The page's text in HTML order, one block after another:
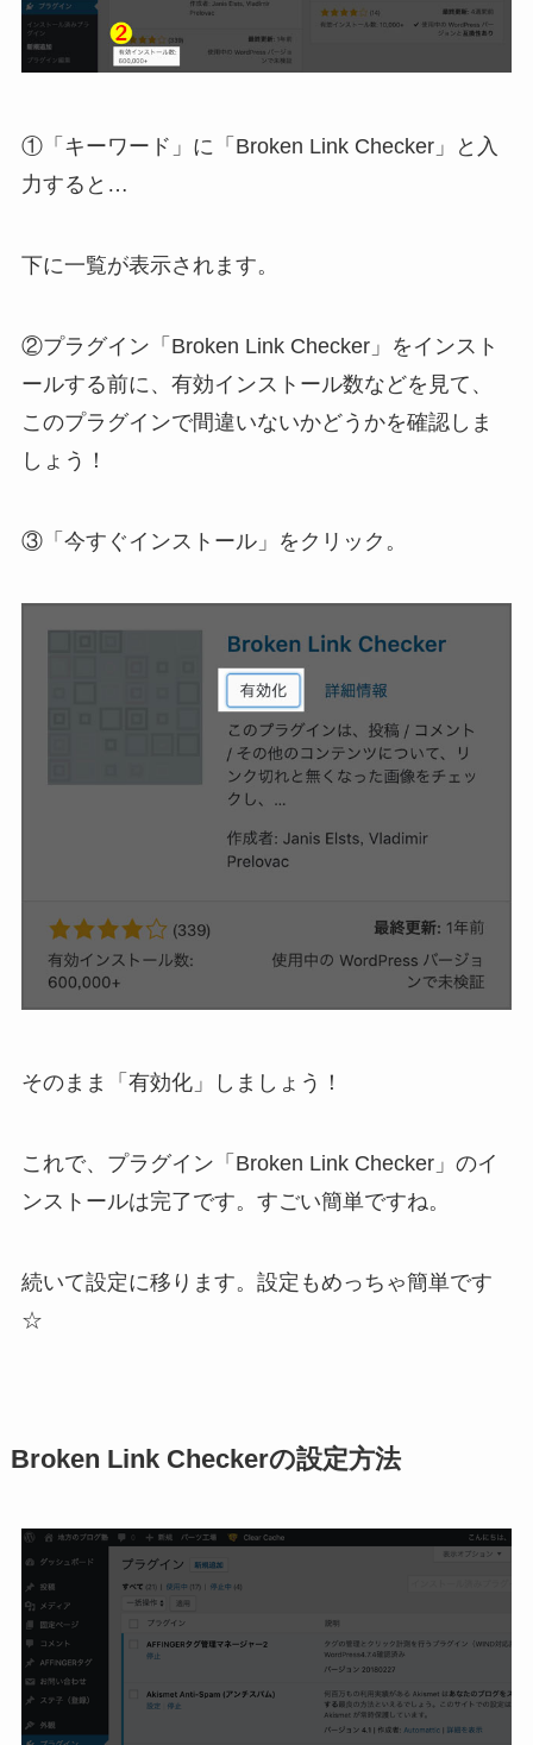
①「キーワード」に「 Broken Link Checker」と入
力すると…
下に一覧が表示されます。
②プラグイン「Broken Link Checker」をインスト
ールする前に、有効インストール数などを見て、
このプラグインで間違いないかどうかを確認しま
しょう！
③「今すぐインストール」をクリック。
そのまま「有効化」しましょう！
これで、プラグイン「Broken Link Checker」のイ
ンストールは完了です。すごい簡単ですね。
続いて設定に移ります。設定もめっちゃ簡単です
☆
Broken Link Checkerの設定方法